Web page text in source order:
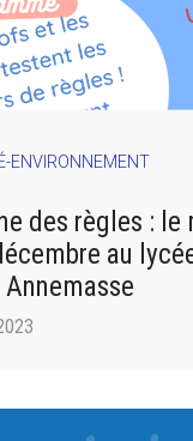
ENVIRONNEMENT
des règles : le
au